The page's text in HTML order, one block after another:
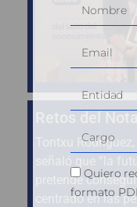
Tontxu
pretende
centrado en las
Quiero
formato